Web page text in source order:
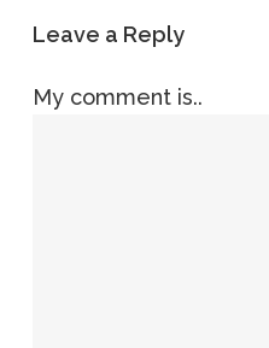
Leave a Reply
My comment is..